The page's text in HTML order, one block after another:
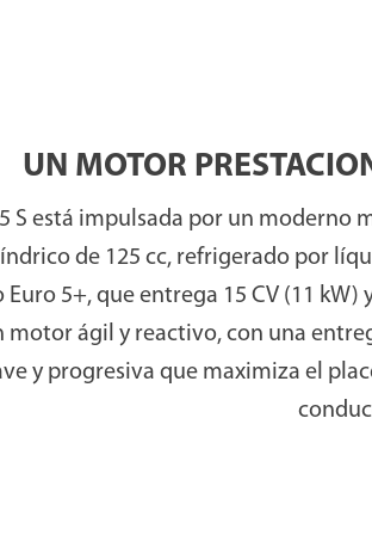
(142 kg) y con
y los
parte trasera
entrega15 CV,
de acero,
para un amplio
UN MOTOR
S está impulsada por un moderno
de 125 cc, refrigerado por
5+, que entrega 15 CV (11 kW)
motor ágil y reactivo, con una
y progresiva que maximiza el